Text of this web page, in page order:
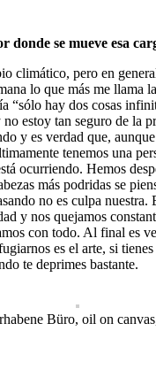
donde se mueve esa
climático, pero en
lo que más me llama
“sólo hay dos cosas
estoy tan seguro de la
y es verdad que,
tenemos una
ocurriendo. Hemos
más podridas se
no es culpa nuestra.
y nos quejamos
con todo. Al final es
es el arte, si
te deprimes bastante.
Büro, oil on